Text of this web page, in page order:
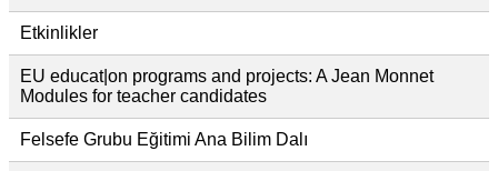
Etkinlikler
EU educat|on programs and projects: A Jean Monnet
Modules for teacher candidates
Felsefe Grubu Eğitimi Ana Bilim Dalı